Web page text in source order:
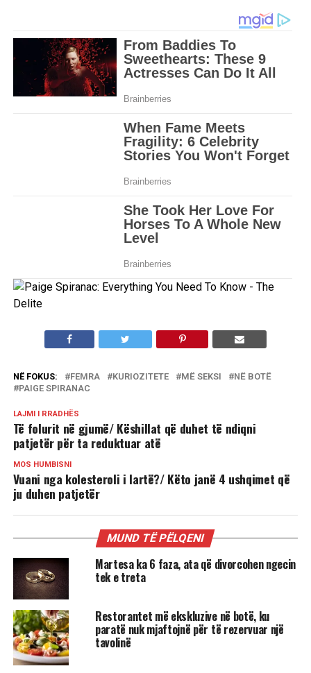
NË FOKUS: FEMRA KURIOZITETE MË SEKSI
NË BOTË
PAIGE SPIRANAC
LAJMI I RRADHËS
Të folurit në gjumë/ Këshillat që duhet të ndiqni
patjetër për ta reduktuar atë
MOS HUMBISNI
Vuani nga kolesteroli i lartë?/ Këto janë 4 ushqimet që
ju duhen patjetër
MUND TË PËLQENI
Martesa ka 6 faza, ata që divorcohen ngecin
tek e treta
Restorantet më ekskluzive në botë, ku
paratë nuk mjaftojnë për të rezervuar një
tavolinë